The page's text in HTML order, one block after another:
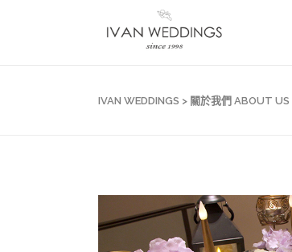
IVAN WEDDINGS > 關於我們 ABOUT US